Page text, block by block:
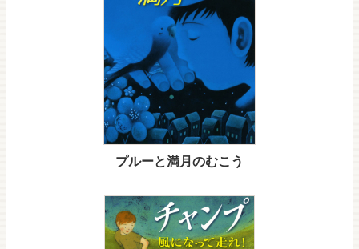
プルーと満月のむこう